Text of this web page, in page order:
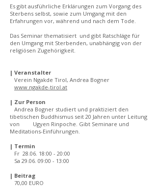
Es gibt ausführliche Erklärungen zum Vorgang des
Sterbens selbst, sowie zum Umgang mit den
Erfahrungen vor, während und nach dem Tode.
Das Seminar thematisiert und gibt Ratschläge für
den Umgang mit Sterbenden, unabhängig von der
religiösen Zugehörigkeit.
| Veranstalter
Verein Ngakde Tirol, Andrea Bogner
www.ngakde-tirol.at
| Zur Person
Andrea Bogner studiert und praktiziert den
tibetischen Buddhismus seit 20 Jahren unter Leitung
von Ugyen Rinpoche. Gibt Seminare und
Meditations-Einführungen.
| Termin
Fr 28.06. 18:00 - 20:00
Sa 29.06. 09:00 - 13:00
| Beitrag
70,00 EURO